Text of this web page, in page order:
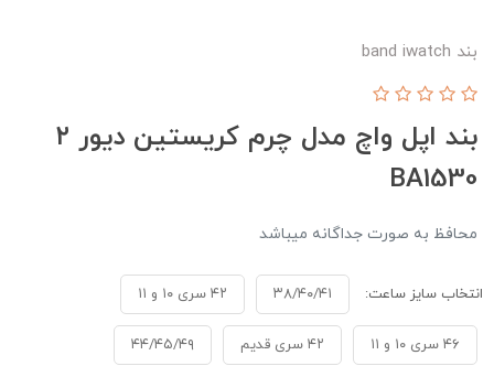
بند band iwatch
بند اپل واچ مدل چرم کریستین دیور ۲
BA1530
محافظ به صورت جداگانه میباشد
انتخاب سایز ساعت: ۳۸/۴۰/۴۱ ۴۲ سری ۱۰ و ۱۱
۴۶ سری ۱۰ و ۱۱ ۴۲ سری قدیم ۴۴/۴۵/۴۹